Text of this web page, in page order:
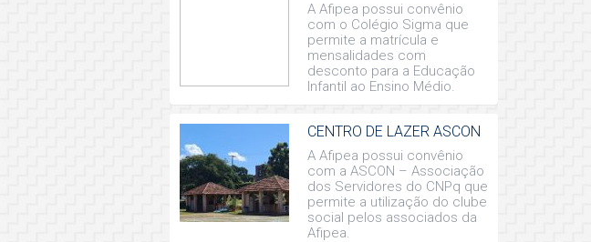
A Afipea possui convênio
com o Colégio Sigma que
permite a matrícula e
mensalidades com
desconto para a Educação
Infantil ao Ensino Médio.
CENTRO DE LAZER ASCON
A Afipea possui convênio
com a ASCON – Associação
dos Servidores do CNPq que
permite a utilização do clube
social pelos associados da
Afipea.